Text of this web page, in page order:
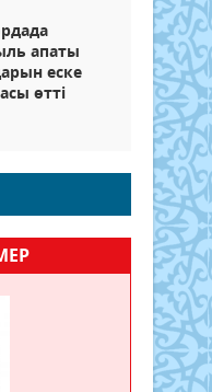
апаты
еске
өтті